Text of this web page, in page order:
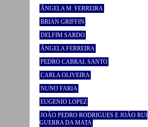
ÂNGELA M. FERREIRA
BRIAN GRIFFIN
DELFIM SARDO
ÂNGELA FERREIRA
PEDRO CABRAL SANTO
CARLA OLIVEIRA
NUNO FARIA
EUGENIO LOPEZ
JOÃO PEDRO RODRIGUES E JOÃO RUI
GUERRA DA MATA